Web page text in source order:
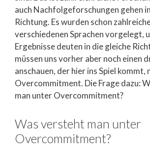
auch Nachfolgeforschungen gehen
Richtung. Es wurden schon
verschiedenen Sprachen vorgelegt,
Ergebnisse deuten in die gleiche
müssen uns vorher aber noch einen
anschauen, der hier ins Spiel kommt,
Overcommitment. Die Frage dazu:
man unter Overcommitment?
Was versteht man unter
Overcommitment?